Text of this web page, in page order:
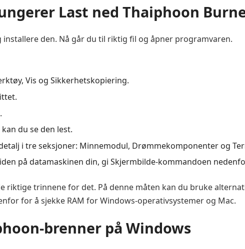
Last ned Thaiphoon
den. Nå går du til riktig fil og åpner programvaren.
Vis og Sikkerhetskopiering.
du se den lest.
i tre seksjoner: Minnemodul, Drømmekomponenter og
på datamaskinen din, gi Skjermbilde-kommandoen
riktige trinnene for det. På denne måten kan du bruke
for å sjekke RAM for Windows-operativsystemer og Mac.
brenner på Windows